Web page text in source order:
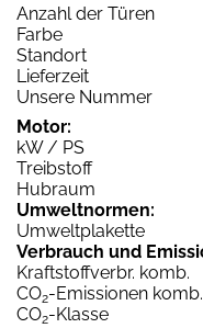
Anzahl der Türen
Farbe
Standort
Lieferzeit
Unsere Nummer
Motor:
kW / PS
Treibstoff
Hubraum
Umweltnormen:
Umweltplakette
Verbrauch und
Kraftstoffverbr. komb.
CO2-Emissionen komb.
CO2-Klasse